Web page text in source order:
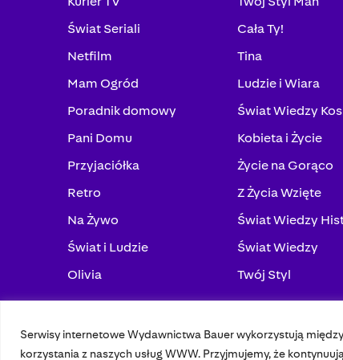
Serwisy internetowe Wydawnictwa Bauer wykorzystują
korzystania z naszych usług WWW. Przyjmujemy, że
Świat Seriali
Netfilm
Mam Ogród
Poradnik domowy
Pani Domu
Przyjaciółka
Retro
Na Żywo
Świat i Ludzie
Olivia
Cała Ty!
Tina
Ludzie i Wiara
Świat Wiedzy
Kobieta i Życie
Życie na Gorąco
Z Życia Wzięte
Świat Wiedzy
Świat Wiedzy
Twój Styl
© 2023 Bauer Media Group, All Rights Reserved.